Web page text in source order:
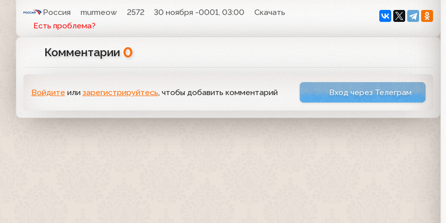
Россия murmeow 2572 30 ноября -0001, 03:00
Скачать
Есть проблема?
Комментарии 0
Войдите или зарегистрируйтесь, чтобы добавить комментарий Вход через Телеграм